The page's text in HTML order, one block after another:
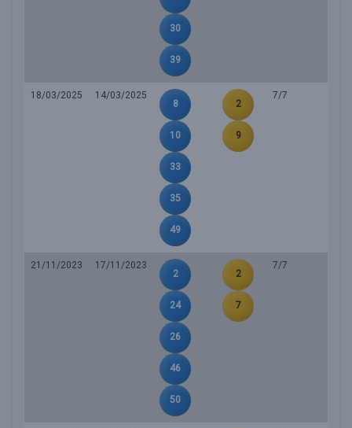
30
39
18/03/2025
14/03/2025
8
10
33
35
49
2
9
7/7
21/11/2023
17/11/2023
2
24
26
46
50
2
7
7/7